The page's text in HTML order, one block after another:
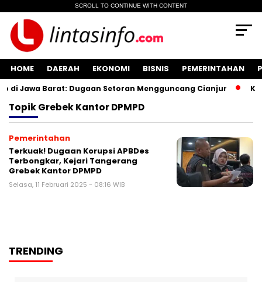
SCROLL TO CONTINUE WITH CONTENT
HOME DAERAH EKONOMI BISNIS PEMERINTAHAN
Jawa Barat: Dugaan Setoran Mengguncang Cianjur
TopikGrebek Kantor DPMPD
Pemerintahan
Terkuak! Dugaan Korupsi APBDes
Terbongkar, Kejari Tangerang
Grebek Kantor DPMPD
Selasa, 11 Februari 2025 - 08:16 WIB
TRENDING